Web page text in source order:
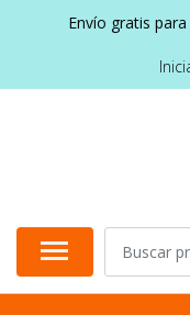
Envío gratis